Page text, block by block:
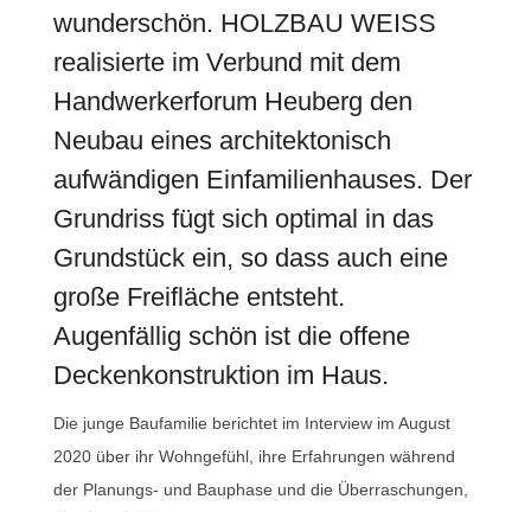
wunderschön. HOLZBAU WEISS
realisierte im Verbund mit dem
Handwerkerforum Heuberg den
Neubau eines architektonisch
aufwändigen Einfamilienhauses. Der
Grundriss fügt sich optimal in das
Grundstück ein, so dass auch eine
große Freifläche entsteht.
Augenfällig schön ist die offene
Deckenkonstruktion im Haus.
Die junge Baufamilie berichtet im Interview im August
2020 über ihr Wohngefühl, ihre Erfahrungen während
der Planungs- und Bauphase und die Überraschungen,